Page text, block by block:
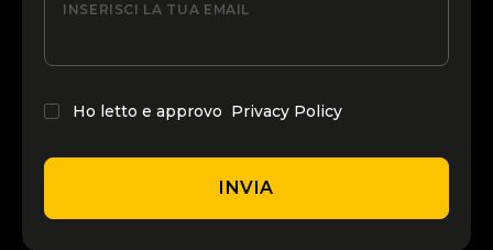
INSERISCI LA TUA EMAIL
Ho letto e approvo Privacy Policy
INVIA